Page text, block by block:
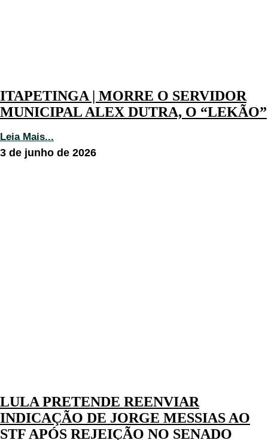
ITAPETINGA | MORRE O SERVIDOR
MUNICIPAL ALEX DUTRA, O “LEKÃO”
Leia Mais...
3 de junho de 2026
LULA PRETENDE REENVIAR
INDICAÇÃO DE JORGE MESSIAS AO
STF APÓS REJEIÇÃO NO SENADO